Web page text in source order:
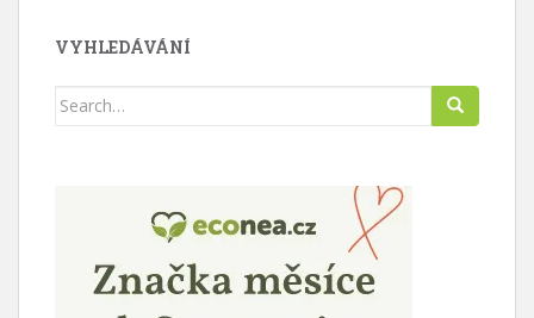
VYHLEDÁVÁNÍ
Search